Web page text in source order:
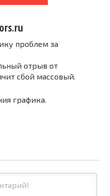
проблем за
отрыв от
сбой массовый.
графика.